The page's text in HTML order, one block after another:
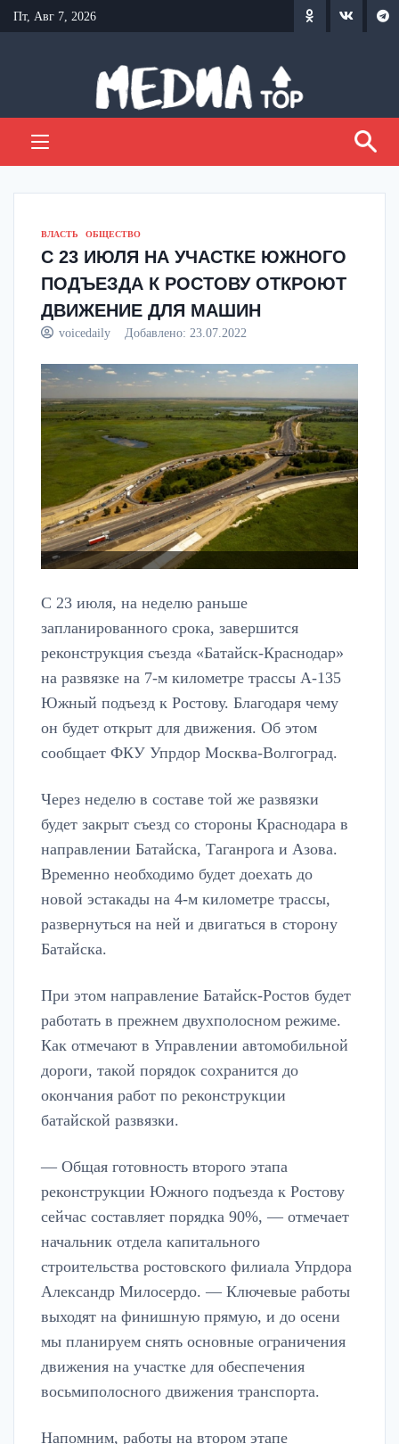
Перейти
к
Пт, Авг 7, 2026
ВЛАСТЬ ОБЩЕСТВО
С 23 ИЮЛЯ НА УЧАСТКЕ ЮЖНОГО
ПОДЪЕЗДА К РОСТОВУ ОТКРОЮТ
ДВИЖЕНИЕ ДЛЯ МАШИН
voicedaily Добавлено: 23.07.2022
С 23 июля, на неделю раньше
запланированного срока, завершится
реконструкция съезда «Батайск-Краснодар»
на развязке на 7-м километре трассы А-135
Южный подъезд к Ростову. Благодаря чему
он будет открыт для движения. Об этом
сообщает ФКУ Упрдор Москва-Волгоград.
Через неделю в составе той же развязки
будет закрыт съезд со стороны Краснодара в
направлении Батайска, Таганрога и Азова.
Временно необходимо будет доехать до
новой эстакады на 4-м километре трассы,
развернуться на ней и двигаться в сторону
Батайска.
При этом направление Батайск-Ростов будет
работать в прежнем двухполосном режиме.
Как отмечают в Управлении автомобильной
дороги, такой порядок сохранится до
окончания работ по реконструкции
батайской развязки.
— Общая готовность второго этапа
реконструкции Южного подъезда к Ростову
сейчас составляет порядка 90%, — отмечает
начальник отдела капитального
строительства ростовского филиала Упрдора
Александр Милосердо. — Ключевые работы
выходят на финишную прямую, и до осени
мы планируем снять основные ограничения
движения на участке для обеспечения
восьмиполосного движения транспорта.
Напомним, работы на втором этапе